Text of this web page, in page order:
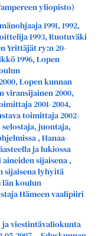
yliopisto)
1991, 1992,
1993, Ruotuväki
Yrittäjät ry:n 20-
1996, Lopen
Lopen kunnan
viransijainen 2000,
2001-2004,
toimittaja 2002-
selostaja, juontaja,
, Hanaa-
ja lukiossa
sijaisena ,
sijaisena lyhyitä
koulun
Hämeen vaalipiiri
ja viestintävaliokunta